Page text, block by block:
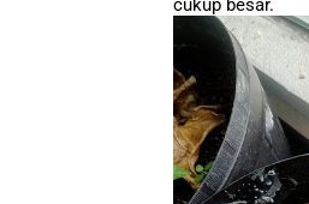
cukup besar.